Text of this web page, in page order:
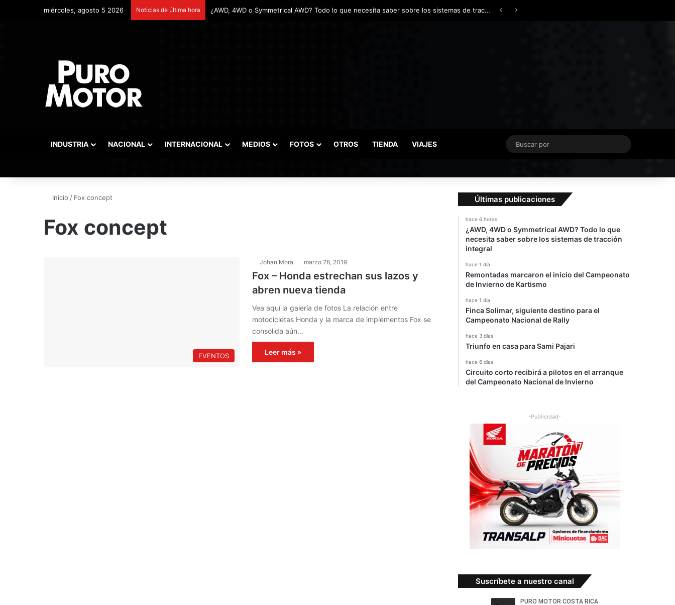
miércoles, agosto 5 2026 Noticias de última hora ¿AWD, 4WD o Symmetrical AWD? Todo lo que necesita saber sobre los sistemas de tracción integral
INDUSTRIA NACIONAL INTERNACIONAL MEDIOS FOTOS OTROS TIENDA VIAJES
Buscar
Inicio / Fox concept
Fox concept
EVENTOS
Johan Mora marzo 28, 2019
Fox – Honda estrechan sus lazos y
abren nueva tienda
Vea aquí la galería de fotos La relación entre
motocicletas Honda y la marca de implementos Fox se
consolida aún…
Leer más »
Últimas publicaciones
hace 6 horas
¿AWD, 4WD o Symmetrical AWD? Todo lo que
necesita saber sobre los sistemas de tracción
integral
hace 1 día
Remontadas marcaron el inicio del Campeonato
de Invierno de Kartismo
hace 1 día
Finca Solimar, siguiente destino para el
Campeonato Nacional de Rally
hace 3 días
Triunfo en casa para Sami Pajari
hace 6 días
Circuito corto recibirá a pilotos en el arranque
del Campeonato Nacional de Invierno
-Publicidad-
Suscríbete a nuestro canal